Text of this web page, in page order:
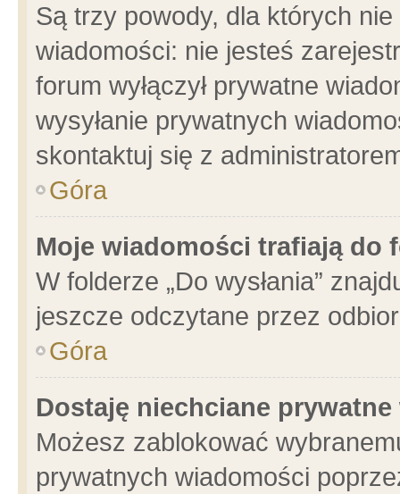
Są trzy powody, dla których
wiadomości: nie jesteś
forum wyłączył prywatne
wysyłanie prywatnych
skontaktuj się z
Góra
Moje wiadomości trafiają do
W folderze „Do wysłania”
jeszcze odczytane przez
Góra
Dostaję niechciane
Możesz zablokować
prywatnych wiadomości